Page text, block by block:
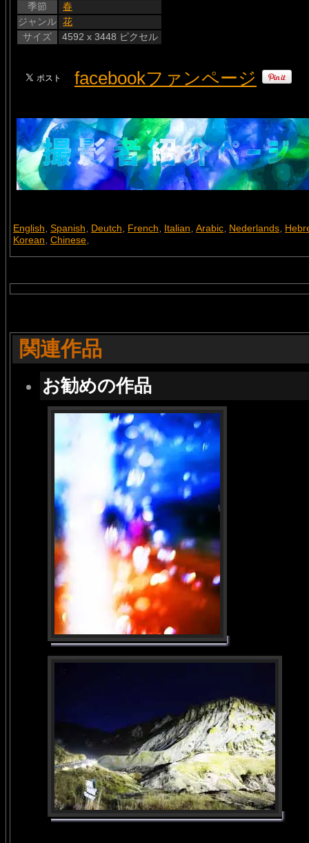
季節
春
ジャンル 花
サイズ
4592 x 3448 ピクセル
facebookファンページ
English, Spanish, Deutch, French, Italian, Arabic, Nederlands,
Korean, Chinese,
関連作品
お勧めの作品